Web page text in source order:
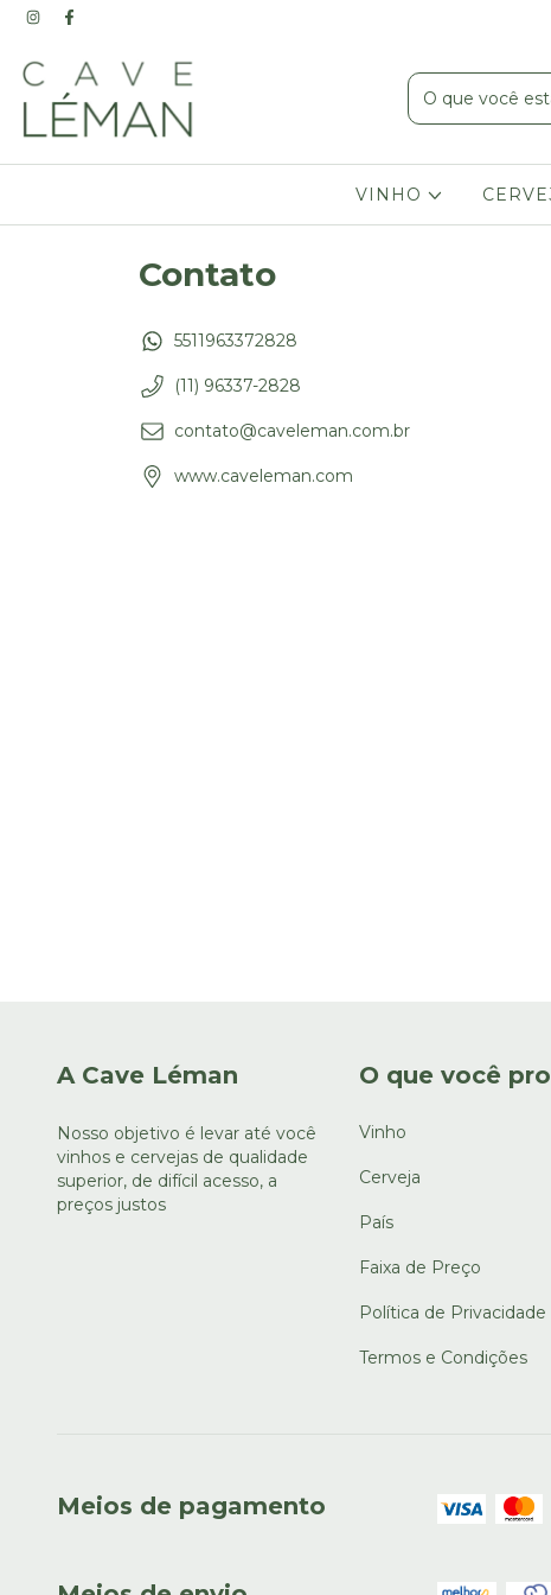
VINHO
Contato
5511963372828
(11) 96337-2828
contato@caveleman.com.br
www.caveleman.com
A Cave Léman
Nosso objetivo é levar até você
vinhos e cervejas de qualidade
superior, de difícil acesso, a
preços justos
O que você
Vinho
Cerveja
País
Faixa de Preço
Política de Privacidade
Termos e Condições
Meios de pagamento